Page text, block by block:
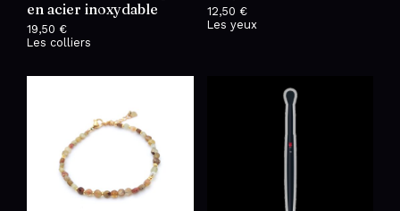
en acier inoxydable
19,50 €
Les colliers
12,50 €
Les yeux